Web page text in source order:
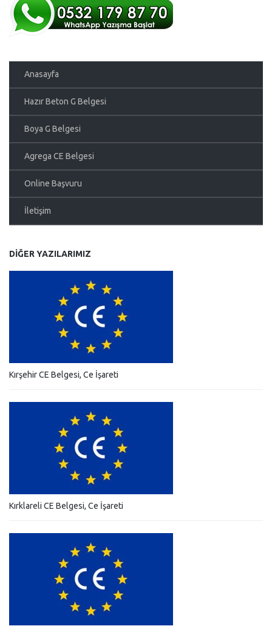
Anasayfa
Hazır Beton G Belgesi
Boya G Belgesi
Agrega CE Belgesi
Online Başvuru
İletişim
DIĞER YAZILARIMIZ
Kırşehir CE Belgesi, Ce İşareti
Kırklareli CE Belgesi, Ce İşareti